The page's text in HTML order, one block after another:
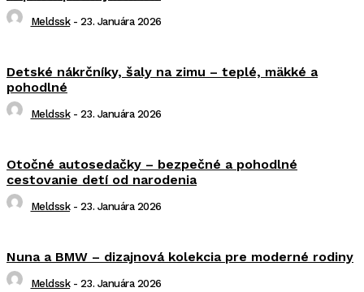
Meldssk - 23. Januára 2026
Detské nákrčníky, šaly na zimu – teplé, mäkké a
pohodlné
Meldssk - 23. Januára 2026
Otočné autosedačky – bezpečné a pohodlné
cestovanie detí od narodenia
Meldssk - 23. Januára 2026
Nuna a BMW – dizajnová kolekcia pre moderné rodiny
Meldssk - 23. Januára 2026